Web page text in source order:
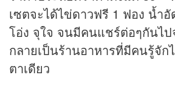
เซตจะได้ไข่ดาวฟรี 1 ฟอง น้ำอั
โอ่ง จุใจ จนมีคนแชร์ต่อๆกันไ
กลายเป็นร้านอาหารที่มีคนรู้จัก
ตาเดียว